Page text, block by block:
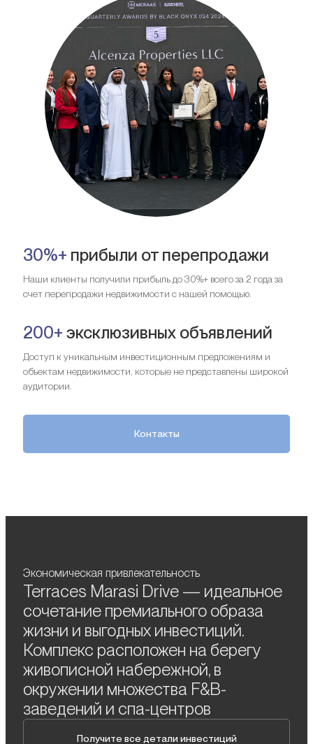
30%+ прибыли от перепродажи
Наши клиенты получили прибыль до 30%+ всего за 2 года за
счет перепродажи недвижимости с нашей помощью.
200+ эксклюзивных объявлений
Доступ к уникальным инвестиционным предложениям и
объектам недвижимости, которые не представлены широкой
аудитории.
Контакты
Экономическая привлекательность
Terraces Marasi Drive — идеальное
сочетание премиального образа
жизни и выгодных инвестиций.
Комплекс расположен на берегу
живописной набережной, в
окружении множества F&B-
заведений и спа-центров
Получите все детали инвестиций